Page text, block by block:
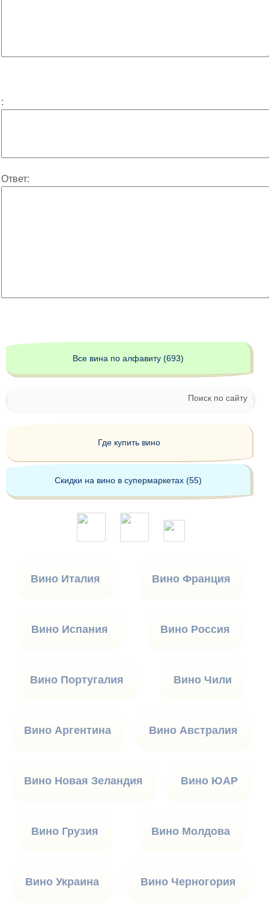
:
Ответ:
Все вина по алфавиту (693)
Поиск по сайту
Где купить вино
Скидки на вино в супермаркетах (55)
Вино Италия Вино Франция
Вино Испания Вино Россия
Вино Португалия Вино Чили
Вино Аргентина Вино Австралия
Вино Новая Зеландия Вино ЮАР
Вино Грузия Вино Молдова
Вино Украина Вино Черногория